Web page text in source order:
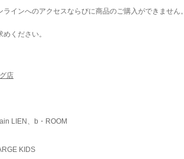
インへのアクセスならびに商品のご購入ができません。
ください。
店
LIEN、b・ROOM
KIDS